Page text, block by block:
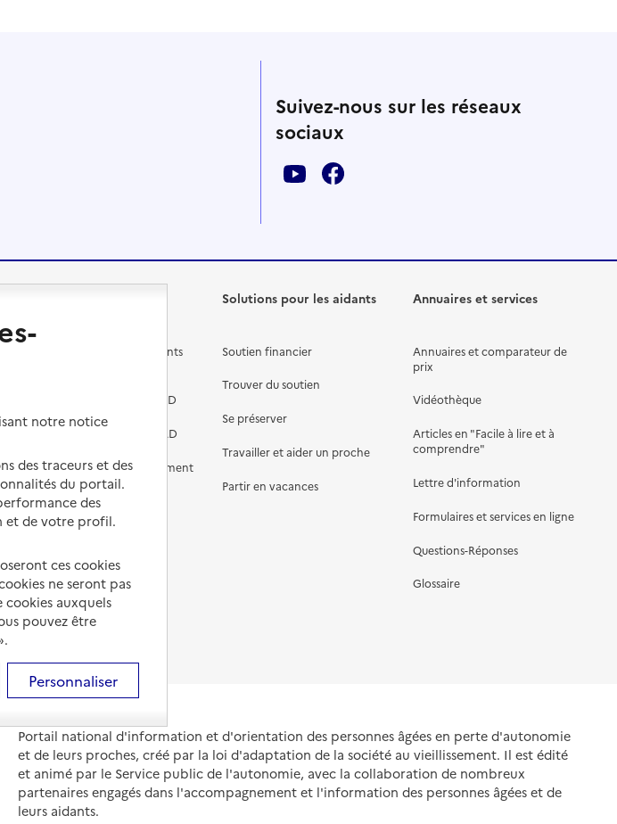
Suivez-nous sur les réseaux
sociaux
Les différents établissements
Préparer l'entrée en EHPAD
Aides financières en EHPAD
Prévention, accompagnement
et soins
Comprendre les prix en
EHPAD
Droits en EHPAD
Fin de vie en EHPAD
Solutions pour les aidants
Soutien financier
Trouver du soutien
Se préserver
Travailler et aider un proche
Partir en vacances
Annuaires et services
Annuaires et comparateur de
prix
Vidéothèque
Articles en "Facile à lire et à
comprendre"
Lettre d'information
Formulaires et services en ligne
Questions-Réponses
Glossaire
Portail national d'information et d'orientation des personnes âgées en perte d'autonomie
et de leurs proches, créé par la loi d'adaptation de la société au vieillissement. Il est édité
et animé par le Service public de l'autonomie, avec la collaboration de nombreux
partenaires engagés dans l'accompagnement et l'information des personnes âgées et de
leurs aidants.
notre notice
des traceurs et des
du portail.
des
et de votre profil.
ces cookies
ne seront pas
cookies auxquels
pouvez être
Personnaliser